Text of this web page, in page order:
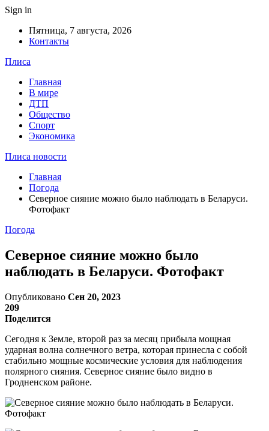
Sign in
Пятница, 7 августа, 2026
Контакты
Плиса
Главная
В мире
ДТП
Общество
Спорт
Экономика
Плиса новости
Главная
Погода
Северное сияние можно было наблюдать в Беларуси.
Фотофакт
Погода
Северное сияние можно было
наблюдать в Беларуси. Фотофакт
Опубликовано Сен 20, 2023
209
Поделится
Сегодня к Земле, второй раз за месяц прибыла мощная
ударная волна солнечного ветра, которая принесла с собой
стабильно мощные космические условия для наблюдения
полярного сияния. Северное сияние было видно в
Гродненском районе.